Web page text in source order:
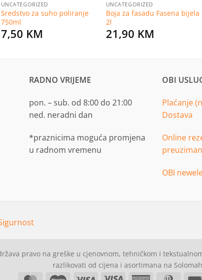
UNCATEGORIZED
Sredstvo za suho poliranje
750ml
7,50 KM
UNCATEGORIZED
Boja za fasadu Fasena bijela
2l
21,90 KM
RADNO VRIJEME
pon. – sub. od 8:00 do 21:00
ned. neradni dan
*praznicima moguća promjena
u radnom vremenu
OBI
Plaćanje
Dostava
Online
OBI
pravo na greške u cjenovnom, tehničkom i
razlikovati od cijena i asortimana na